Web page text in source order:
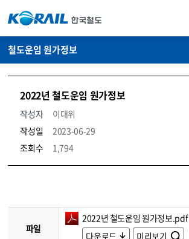
철도운임 원가정보
2022년 철도운임 원가정보
작성자
이대위
작성일
2023-06-29
조회수
1,794
철도운임 총괄원가 상세보기 – 내용, 파일, 담당자 연락처로 구성
파일
2022년 철도운임 원가정보.pdf
다운로드
미리보기